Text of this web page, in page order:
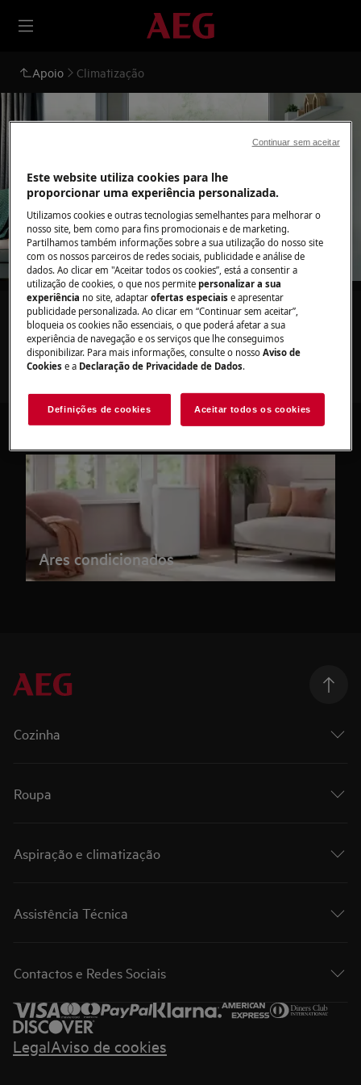
Apoio Climatização
Apoio a Climatização
Pesquise entre os nossos artigos de suporte
Ares condicionados
Cozinha
Roupa
Aspiração e climatização
Assistência Técnica
Contactos e Redes Sociais
LegalAviso de cookies
Este website utiliza cookies para lhe
proporcionar uma experiência personalizada.
Utilizamos cookies e outras tecnologias semelhantes para melhorar o
nosso site, bem como para fins promocionais e de marketing.
Partilhamos também informações sobre a sua utilização do nosso site
com os nossos parceiros de redes sociais, publicidade e análise de
dados. Ao clicar em "Aceitar todos os cookies”, está a consentir a
utilização de cookies, o que nos permitepersonalizar a sua
experiência no site, adaptarofertas especiaise apresentar
publicidade personalizada. Ao clicar em “Continuar sem aceitar”,
bloqueia os cookies não essenciais, o que poderá afetar a sua
experiência de navegação e os serviços que lhe conseguimos
disponibilizar. Para mais informações, consulte o nossoAviso de
Cookies e a Declaração de Privacidade de Dados.
Definições de cookies Aceitar todos os cookies
Continuar sem aceitar